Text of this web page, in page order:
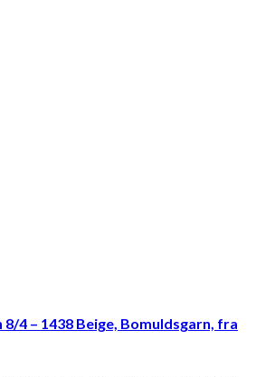
4 – 1438 Beige, Bomuldsgarn, fra